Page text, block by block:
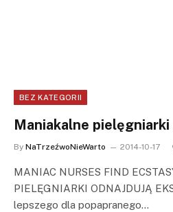
BEZ KATEGORII
Maniakalne
By NaTrzeźwoNieWarto 2014-10-17
MANIAC NURSES FIND
PIELĘGNIARKI ODNAJDUJĄ
lepszego dla popapranego…